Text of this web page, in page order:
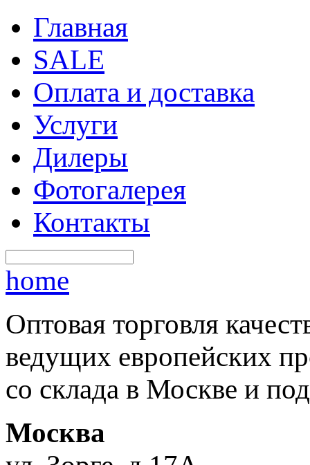
Главная
SALE
Оплата и доставка
Услуги
Дилеры
Фотогалерея
Контакты
home
Оптовая торговля
ведущих европейских
со склада в Москве и под
Москва